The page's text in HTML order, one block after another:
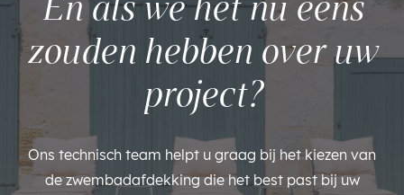
zouden hebben over uw
project?
Ons technisch team helpt u graag bij het kiezen van
de zwembadafdekking die het best past bij uw